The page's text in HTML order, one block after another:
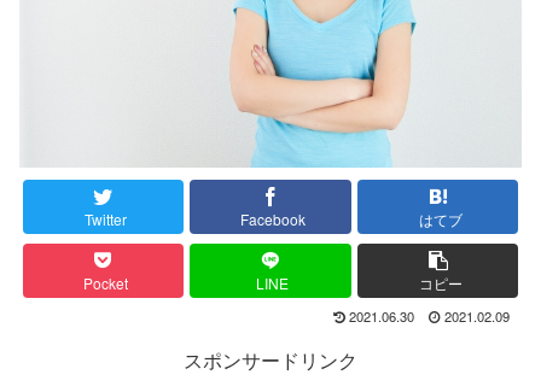
Twitter Facebook はてブ
Pocket LINE コピー
2021.06.30 2021.02.09
スポンサードリンク